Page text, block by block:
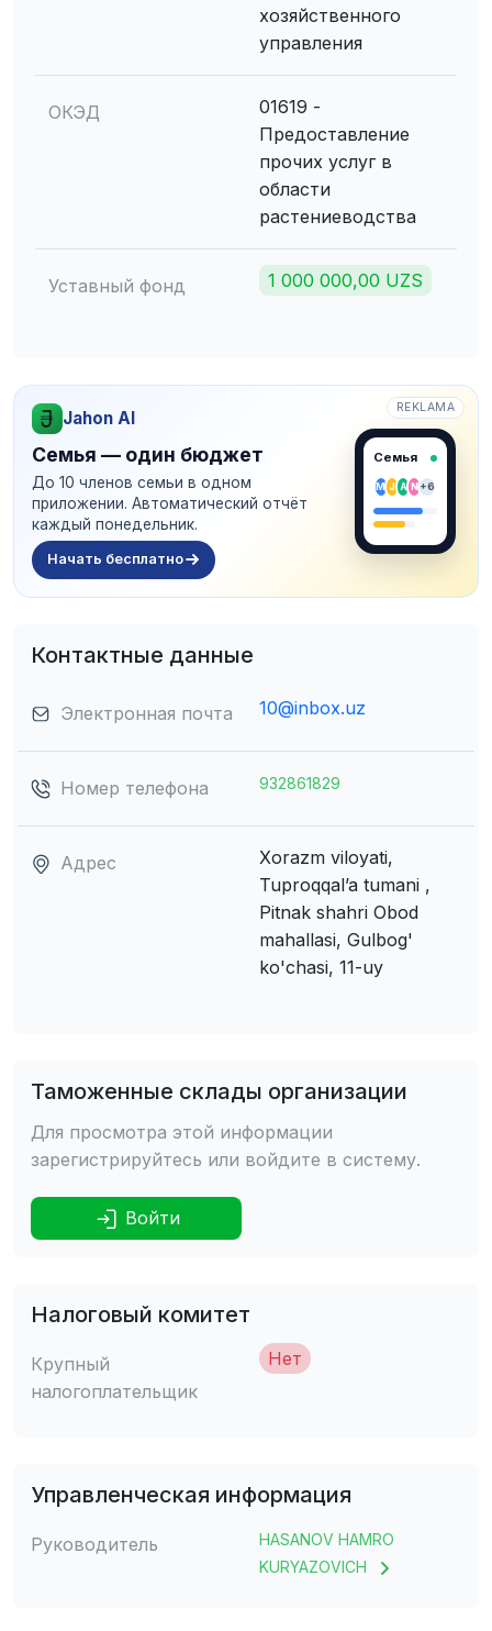
хозяйственного
управления
ОКЭД
01619 -
Предоставление
прочих услуг в
области
растениеводства
Уставный фонд 1 000 000,00 UZS
REKLAMA
Jahon AI
Семья — один бюджет
До 10 членов семьи в одном
приложении. Автоматический отчёт
каждый понедельник.
Начать бесплатно
Семья
M J A N+6
Контактные данные
Электронная почта 10@inbox.uz
Номер телефона 932861829
Адрес
Xorazm viloyati,
Tuproqqal’a tumani ,
Pitnak shahri Obod
mahallasi, Gulbog'
ko'chasi, 11-uy
Таможенные склады организации
Для просмотра этой информации
зарегистрируйтесь или войдите в систему.
Войти
Налоговый комитет
Крупный
налогоплательщик
Нет
Управленческая информация
Руководитель
HASANOV HAMRO
KURYAZOVICH